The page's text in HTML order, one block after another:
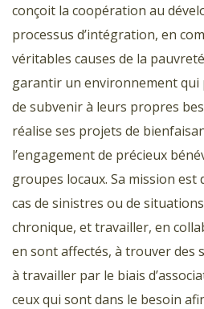
conçoit la coopération au
processus d’intégration, en
véritables causes de la
garantir un environnement qui
de subvenir à leurs propres
réalise ses projets de
l’engagement de précieux
groupes locaux. Sa mission est
cas de sinistres ou de
chronique, et travailler, en
en sont affectés, à trouver des
à travailler par le biais
ceux qui sont dans le besoin